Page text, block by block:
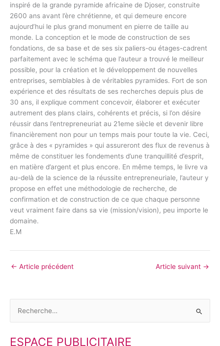
inspiré de la grande pyramide africaine de Djoser, construite
2600 ans avant l’ère chrétienne, et qui demeure encore
aujourd’hui le plus grand monument en pierre de taille au
monde. La conception et le mode de construction de ses
fondations, de sa base et de ses six paliers-ou étages-cadrent
parfaitement avec le schéma que l’auteur a trouvé le meilleur
possible, pour la création et le développement de nouvelles
entreprises, semblables à de véritables pyramides. Fort de son
expérience et des résultats de ses recherches depuis plus de
30 ans, il explique comment concevoir, élaborer et exécuter
autrement des plans clairs, cohérents et précis, si l’on désire
réussir dans l’entrepreneuriat au 21eme siècle et devenir libre
financièrement non pour un temps mais pour toute la vie. Ceci,
grâce à des « pyramides » qui assureront des flux de revenus à
même de constituer les fondements d’une tranquillité d’esprit,
en matière d’argent et plus encore. En même temps, le livre va
au-delà de la science de la réussite entrepreneuriale, l’auteur y
propose en effet une méthodologie de recherche, de
confirmation et de construction de ce que chaque personne
veut vraiment faire dans sa vie (mission/vision), peu importe le
domaine.
E.M
← Article précédent Article suivant →
c
ESPACE PUBLICITAIRE